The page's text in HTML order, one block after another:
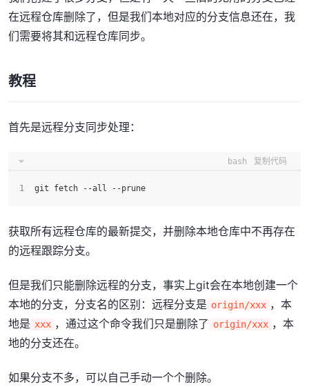
在远程仓库删除了，但是我们本地对应的分支信息还在，我
们需要将其和远程仓库同步。
教程
首先是远程分支同步处理：
bash 复制代码
git fetch --all --prune
获取所有远程仓库的最新提交，并删除本地仓库中不再存在
的远程跟踪分支。
但是我们只能删除远程的分支，事实上git会在本地创建一个
本地的分支，分支名的区别：远程分支是 origin/xxx ，本
地是 xxx ，通过这个命令我们只是删除了 origin/xxx ，本
地的分支还在。
如果分支不多，可以自己手动一个个删除。